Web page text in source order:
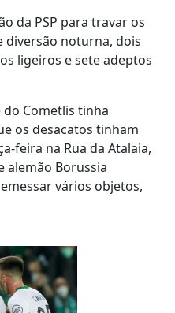
da PSP para travar os
diversão noturna, dois
ligeiros e sete adeptos
Cometlis tinha
os desacatos tinham
feira na Rua da Atalaia,
alemão Borussia
vários objetos,